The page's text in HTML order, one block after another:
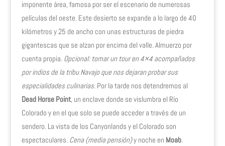
imponente área, famosa por ser el escenario de numerosas
películas del oeste. Este desierto se expande a lo largo de 40
kilómetros y 25 de ancho con unas estructuras de piedra
gigantescas que se alzan por encima del valle. Almuerzo por
cuenta propia. Opcional: tomar un tour en 4×4 acompañados
por indios de la tribu Navajo que nos dejaran probar sus
especialidades culinarias. Por la tarde nos detendremos al
Dead Horse Point, un enclave donde se vislumbra el Río
Colorado y en el que solo se puede acceder a través de un
sendero. La vista de los Canyonlands y el Colorado son
espectaculares. Cena (media pensión)y noche en Moab.